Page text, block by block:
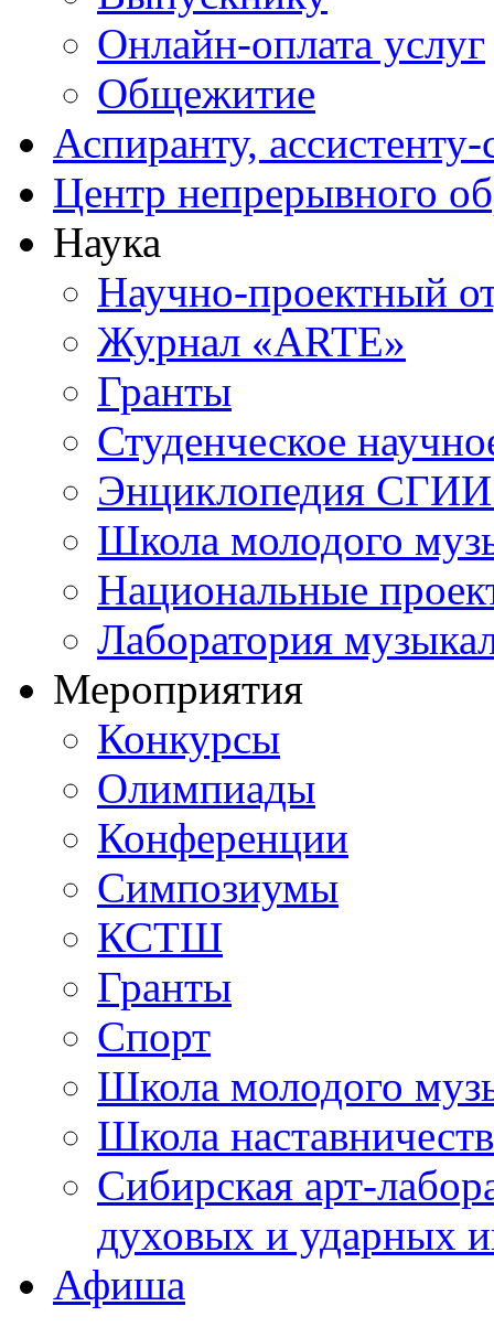
Онлайн-оплата услуг
Общежитие
Аспиранту,
Центр непрерывного
Наука
Научно-проектный
Журнал «ARTE»
Гранты
Студенческое
Энциклопедия СГИИ
Школа молодого
Национальные
Лаборатория
Мероприятия
Конкурсы
Олимпиады
Конференции
Симпозиумы
КСТШ
Гранты
Спорт
Школа молодого
Школа
Сибирская арт-
духовых и ударных
Афиша